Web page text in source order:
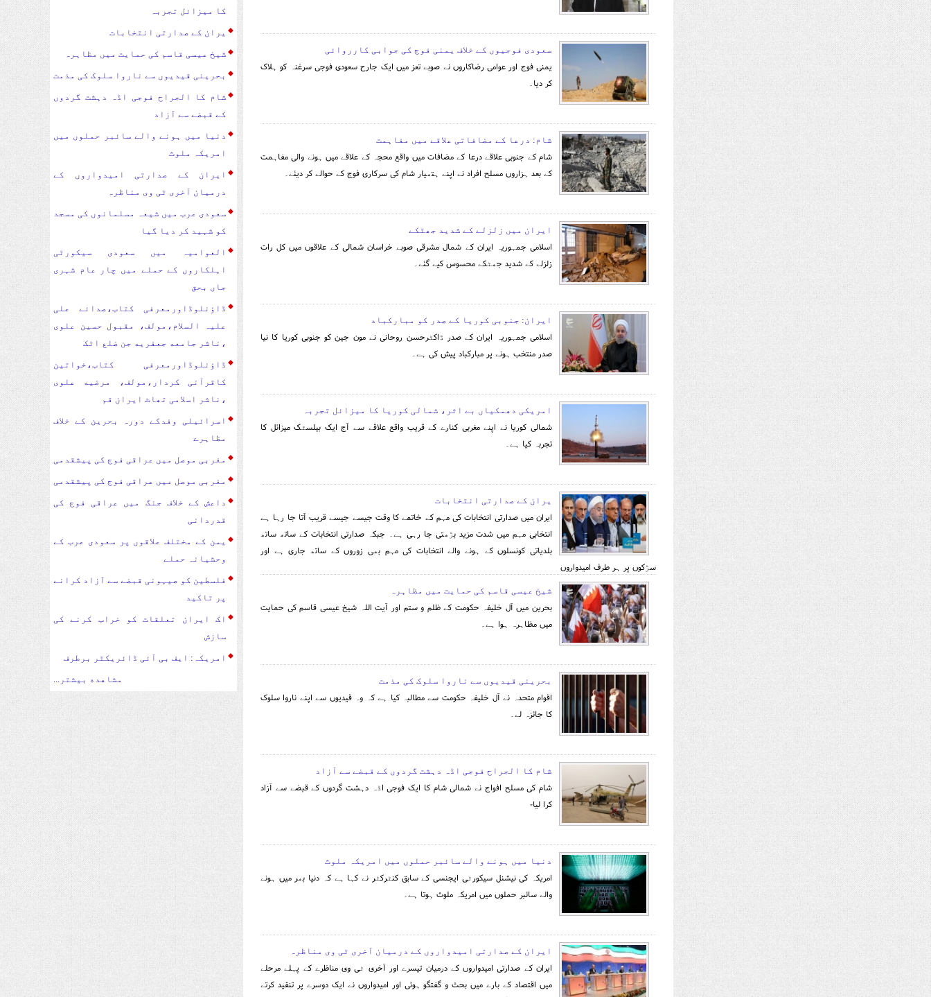
سعودی فوجیوں کے خلاف یمنی فوج کی جوابی کارروائی
یمنی فوج اور عوامی رضاکاروں نے صوبے تعز میں ایک جارح سعودی فوجی سرغنہ کو ہلاک
کر دیا۔
شام: درعا کے مضافاتی علاقے میں مفاہمت
شام کے جنوبی علاقے درعا کے مضافات میں واقع محجہ کے علاقے میں ہونے والی مفاہمت
کے بعد ہزاروں مسلح افراد نے اپنے ہتھیار شام کی سرکاری فوج کے حوالے کر دیئے۔
ایران میں زلزلے کے شدید جھٹکے
اسلامی جمہوریہ ایران کے شمال مشرقی صوبے خراسان شمالی کے علاقوں میں کل رات
زلزلے کے شدید جھٹکے محسوس کیے گئے۔
ایران: جنوبی کوریا کے صدر کو مبارکباد
اسلامی جمہوریہ ایران کے صدر ڈاکٹرحسن روحانی نے مون جین کو جنوبی کوریا کا نیا
صدر منتخب ہونے پر مبارکباد پیش کی ہے۔
امریکی دھمکیاں بے اثر، شمالی کوریا کا میزائل تجربہ
شمالی کوریا نے اپنے مغربی کنارے کے قریب واقع علاقے سے آج ایک بیلسٹک میزائل کا
تجربہ کیا ہے۔
یران کے صدارتی انتخابات
ایران میں صدارتی انتخابات کی مہم کے خاتمے کا وقت جیسے جیسے قریب آتا جا رہا ہے
انتخابی مہم میں شدت مزید بڑھتی جا رہی ہے۔ جبکہ صدارتی انتخابات کے ساتھ ساتھ
بلدیاتی کونسلوں کے ہونے والے انتخابات کی مہم بھی زوروں کے ساتھ جاری ہے اور
سڑکوں پر ہر طرف امیدواروں
شیخ عیسی قاسم کی حمایت میں مظاہرہ
بحرین میں آل خلیفہ حکومت کے ظلم و ستم اور آیت اللہ شیخ عیسی قاسم کی حمایت
میں مظاہرہ ہوا ہے۔
بحرینی قیدیوں سے ناروا سلوک کی مذمت
اقوام متحدہ نے آل خلیفہ حکومت سے مطالبہ کیا ہے کہ وہ قیدیوں سے اپنے ناروا سلوک
کا جائزہ لے۔
شام کا الجراح فوجی اڈہ دہشت گردوں کے قبضے سے آزاد
شام کی مسلح افواج نے شمالی شام کا ایک فوجی اڈہ دہشت گردوں کے قبضے سے آزاد
کرا لیا-
دنیا میں ہونے والے سائبر حملوں میں امریکہ ملوث
امریکہ کی نیشنل سیکورٹی ایجنسی کے سابق کنٹرکٹر نے کہا ہے کہ دنیا بھر میں ہونے
والے سائبر حملوں میں امریکہ ملوث ہوتا ہے۔
ایران کے صدارتی امیدواروں کے درمیان آخری ٹی وی مناظرہ
ایران کے صدارتی امیدواروں کے درمیان تیسرے اور آخری ٹی وی مناظرے کے پہلے مرحلے
میں اقتصاد کے بارے میں بحث و گفتگو ہوئی اور امیدواروں نے ایک دوسرے پر تنقید کرتے
کا میزائل تجربہ
یران کے صدارتی انتخابات
شیخ عیسی قاسم کی حمایت میں مظاہرہ
بحرینی قیدیوں سے ناروا سلوک کی مذمت
شام کا الجراح فوجی اڈہ دہشت گردوں
کے قبضے سے آزاد
دنیا میں ہونے والے سائبر حملوں میں
امریکہ ملوث
ایران کے صدارتی امیدواروں کے
درمیان آخری ٹی وی مناظرہ
سعودی عرب میں شیعہ مسلمانوں کی مسجد
کو شہید کر دیا گیا
العوامیہ میں سعودی سیکورٹی
اہلکاروں کے حملے میں چار عام شہری
جاں بحق
ڈاؤنلوڈاورمعرفی کتاب،صدائے علی
علیہ السلام،مولف، مقبول حسین علوی
،ناشر جامعه جعفریه جن ضلع اٹک
ڈاؤنلوڈاورمعرفی کتاب،خواتین
کاقرآنی کردار،مولف، مرضیه علوی
،ناشر اسلامی تھاٹ ایران قم
اسرائیلی وفدکے دورہ بحرین کے خلاف
مظاہرے
مغربی موصل میں عراقی فوج کی پیشقدمی
مغربی موصل میں عراقی فوج کی پیشقدمی
داعش کے خلاف جنگ میں عراقی فوج کی
قدردانی
یمن کے مختلف علاقوں پر سعودی عرب کے
وحشیانہ حملے
فلسطین کو صیہونی قبضے سے آزاد کرانے
پر تاکید
اک ایران تعلقات کو خراب کرنے کی
سازش
امریکہ: ایف بی آئی ڈائریکٹر برطرف
مشاهده بیشتر...